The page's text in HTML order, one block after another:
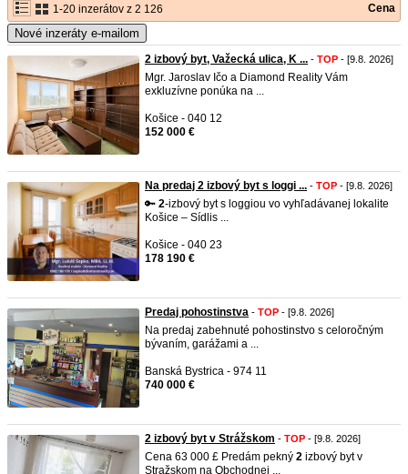
1-20 inzerátov z 2 126 Cena
Nové inzeráty e-mailom
2 izbový byt, Važecká ulica, K ... - TOP - [9.8. 2026]
Mgr. Jaroslav Ičo a Diamond Reality Vám
exkluzívne ponúka na ...
Košice - 040 12
152 000 €
Na predaj 2 izbový byt s loggi ... - TOP - [9.8. 2026]
🔑 2-izbový byt s loggiou vo vyhľadávanej lokalite
Košice – Sídlis ...
Košice - 040 23
178 190 €
Predaj pohostinstva - TOP - [9.8. 2026]
Na predaj zabehnuté pohostinstvo s celoročným
bývaním, garážami a ...
Banská Bystrica - 974 11
740 000 €
2 izbový byt v Strážskom - TOP - [9.8. 2026]
Cena 63 000 £ Predám pekný 2 izbový byt v
Stražskom na Obchodnej ...